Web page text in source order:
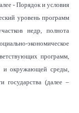
- Порядок и условия
уровень программ
недр, полнота
экономическое
программ,
и окружающей среды,
государства (далее –